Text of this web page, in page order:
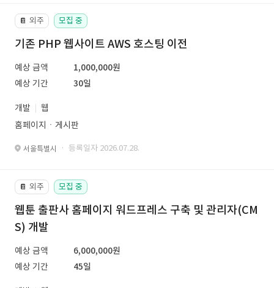
📔 외주 모집 중
기존 PHP 웹사이트 AWS 호스팅 이전
예상 금액
1,000,000원
예상 기간
30일
개발
웹
홈페이지ㆍ게시판
서울특별시 · 등록일자 2026.07.28.
📔 외주 모집 중
웹툰 출판사 홈페이지 워드프레스 구축 및 관리자(CM
S) 개발
예상 금액
6,000,000원
예상 기간
45일